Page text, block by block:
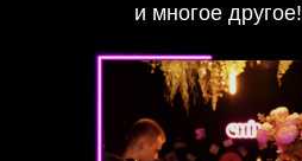
и многое другое!